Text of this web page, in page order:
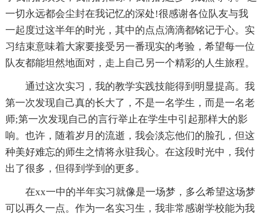
一切永远都会尘封在我记忆的深处!很感谢各位队友与我
一起度过这半年的时光，其中的点点滴滴都铭记于心。实
习结束意味着大家要接受另一番现实的考验，希望每一位
队友都能坦然地面对，走上自己另一个精彩的人生旅程。
通过这次实习，我的教学实践技能得到明显提高。我
第一次发现自己真的长大了，不是一名学生，而是一名老
师;第一次发现自己的言行举止在学生中引起那样大的影
响。也许，随着岁月的流逝，我会淡忘他们的脸孔，但这
种美好难忘的师生之情将永驻我心。在这段时光中，我付
出了很多，但得到学到的更多。
在xx一中的半年实习就像是一场梦，多么希望这场梦
可以再久一点。作为一名实习生，我非常感谢学校能为我